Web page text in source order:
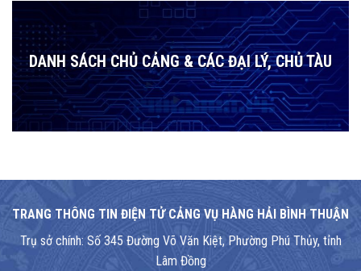
DANH SÁCH CHỦ CẢNG & CÁC ĐẠI LÝ, CHỦ TÀU
TRANG THÔNG TIN ĐIỆN TỬ CẢNG VỤ HÀNG HẢI BÌNH THUẬN
Trụ sở chính: Số 345 Đường Võ Văn Kiệt, Phường Phú Thủy, tỉnh
Lâm Đồng